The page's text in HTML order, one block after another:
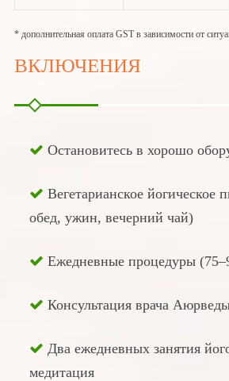
* дополнительная оплата GST в зависимости от
ВКЛЮЧЕНИЯ
Остановитесь в хорошо
Вегетарианское йогическое
обед, ужин, вечерний чай)
Ежедневные процедуры
Консультация врача
Два ежедневных занятия
медитация